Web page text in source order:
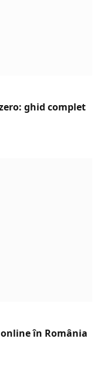
ghid complet
în România